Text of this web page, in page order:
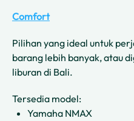
Comfort
Pilihan yang ideal untuk
barang lebih banyak, atau
liburan di Bali.
Tersedia model:
Yamaha NMAX